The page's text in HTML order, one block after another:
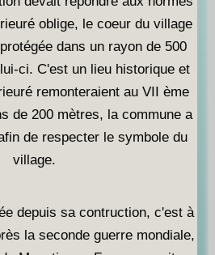
oblige, le coeur du village
dans un rayon de 500
ci. C'est un lieu historique et
remonteraient au VII ème
de 200 mètres, la commune a
de respecter le symbole du
village.
depuis sa contruction, c'est à
la seconde guerre mondiale,